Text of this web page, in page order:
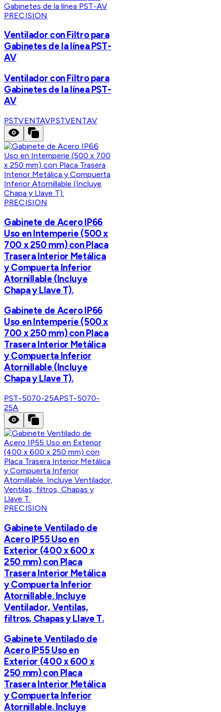
PRECISION
Ventilador con Filtro para
Gabinetes de la línea PST-
AV
Ventilador con Filtro para
Gabinetes de la línea PST-
AV
PSTVENTAVPSTVENTAV
PRECISION
Gabinete de Acero IP66
Uso en Intemperie (500 x
700 x 250 mm) con Placa
Trasera Interior Metálica
y Compuerta Inferior
Atornillable (Incluye
Chapa y Llave T).
Gabinete de Acero IP66
Uso en Intemperie (500 x
700 x 250 mm) con Placa
Trasera Interior Metálica
y Compuerta Inferior
Atornillable (Incluye
Chapa y Llave T).
PST-5070-25APST-5070-
25A
PRECISION
Gabinete Ventilado de
Acero IP55 Uso en
Exterior (400 x 600 x
250 mm) con Placa
Trasera Interior Metálica
y Compuerta Inferior
Atornillable. Incluye
Ventilador, Ventilas,
filtros, Chapas y Llave T.
Gabinete Ventilado de
Acero IP55 Uso en
Exterior (400 x 600 x
250 mm) con Placa
Trasera Interior Metálica
y Compuerta Inferior
Atornillable. Incluye